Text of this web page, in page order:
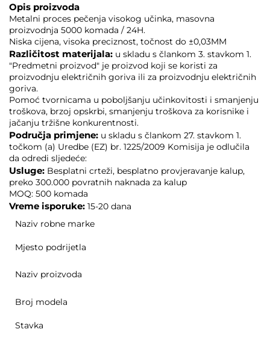
Opis proizvoda
Metalni proces pečenja visokog učinka, masovna
proizvodnja 5000 komada / 24H.
Niska cijena, visoka preciznost, točnost do ±0,03MM
Različitost materijala: u skladu s člankom 3. stavkom 1.
"Predmetni proizvod" je proizvod koji se koristi za
proizvodnju električnih goriva ili za proizvodnju električnih
goriva.
Pomoć tvornicama u poboljšanju učinkovitosti i smanjenju
troškova, brzoj opskrbi, smanjenju troškova za korisnike i
jačanju tržišne konkurentnosti.
Područja primjene: u skladu s člankom 27. stavkom 1.
točkom (a) Uredbe (EZ) br. 1225/2009 Komisija je odlučila
da odredi sljedeće:
Usluge: Besplatni crteži, besplatno provjeravanje kalup,
preko 300.000 povratnih naknada za kalup
MOQ: 500 komada
Vreme isporuke: 15-20 dana
Naziv robne marke
Mjesto podrijetla
Naziv proizvoda
Broj modela
Stavka